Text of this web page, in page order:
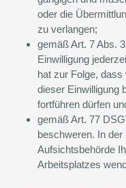
oder die
zu verlangen;
gemäß Art. 7 Abs.
Einwilligung
hat zur Folge,
dieser Einwilligung
fortführen dürfen
gemäß Art. 77
beschweren. In
Aufsichtsbehörde
Arbeitsplatzes